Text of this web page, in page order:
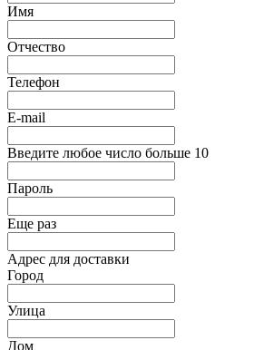
Имя
Отчество
Телефон
E-mail
Введите любое число больше 10
Пароль
Еще раз
Адрес для доставки
Город
Улица
Дом